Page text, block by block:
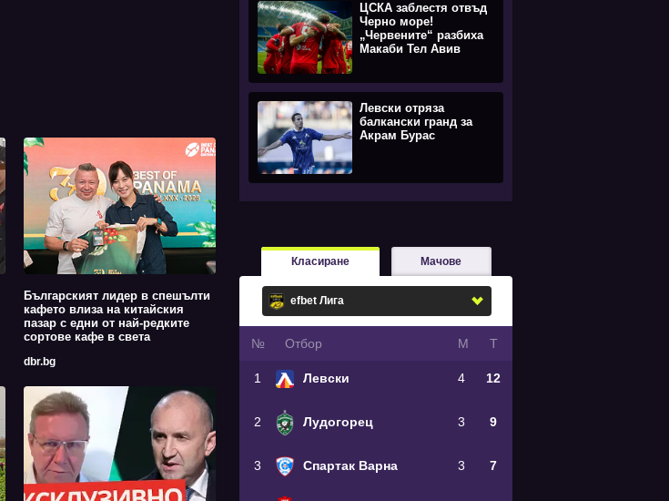
Българският лидер в спешълти
кафето влиза на китайския
пазар с едни от най-редките
сортове кафе в света
dbr.bg
ЦСКА заблестя отвъд
Черно море!
„Червените“ разбиха
Макаби Тел Авив
Левски отряза
балкански гранд за
Акрам Бурас
Класиране Мачове
№ Oтбор М Т
1 Левски 4 12
2 Лудогорец 3 9
3 Спартак Варна 3 7